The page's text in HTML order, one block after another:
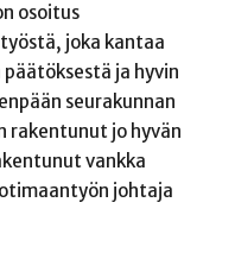
osoitus
joka kantaa
ja hyvin
seurakunnan
rakentunut jo hyvän
vankka
johtaja